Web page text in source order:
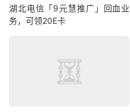
湖北电信「9元慧推广」回血业
务，可领20E卡